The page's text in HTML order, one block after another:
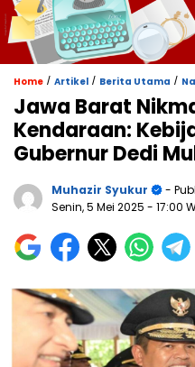
Home / Artikel / Berita Utama /
Jawa Barat
Kendaraan:
Gubernur Dedi
Muhazir Syukur
-
Senin, 5 Mei 2025 - 17:00